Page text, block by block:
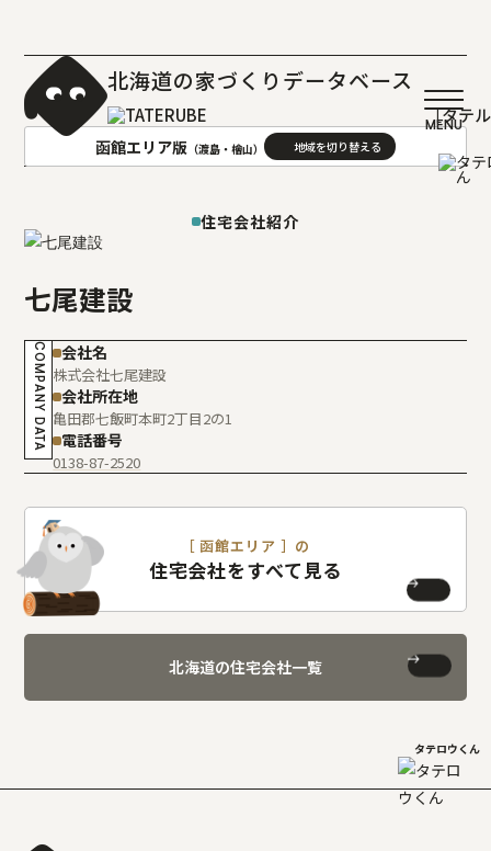
北海道の家づくりデータベース
［タテ
函館エリア版 （渡島・檜山）
函館(渡島･檜山)版
室蘭(胆振･日高)版
釧路(釧路･根室)版
北見(オホーツク)版
住宅会社紹介
七尾建設
COMPANY DATA 会社名
株式会社七尾建設
会社所在地
亀田郡七飯町本町2丁目2の1
電話番号
0138-87-2520
［ 函館エリア ］の
住宅会社をすべて見る
北海道の住宅会社一覧
タテロウくん